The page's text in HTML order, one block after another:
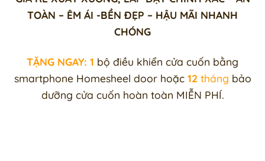
TOÀN – ÊM ÁI -BỀN ĐẸP – HẬU MÃI NHANH
CHÓNG
TẶNG NGAY: 1 bộ điều khiển cửa cuốn bằng
smartphone Homesheel door hoặc 12 tháng bảo
dưỡng cửa cuốn hoàn toàn MIỄN PHÍ.